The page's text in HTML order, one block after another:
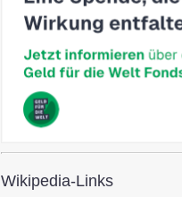
Wikipedia-Links